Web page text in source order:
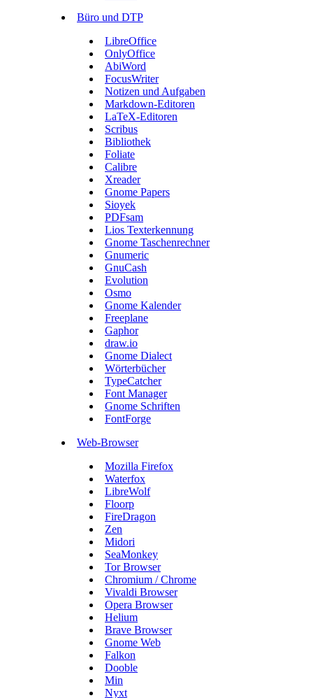
Büro und DTP
LibreOffice
OnlyOffice
AbiWord
FocusWriter
Notizen und Aufgaben
Markdown-Editoren
LaTeX-Editoren
Scribus
Bibliothek
Foliate
Calibre
Xreader
Gnome Papers
Sioyek
PDFsam
Lios Texterkennung
Gnome Taschenrechner
Gnumeric
GnuCash
Evolution
Osmo
Gnome Kalender
Freeplane
Gaphor
draw.io
Gnome Dialect
Wörterbücher
TypeCatcher
Font Manager
Gnome Schriften
FontForge
Web-Browser
Mozilla Firefox
Waterfox
LibreWolf
Floorp
FireDragon
Zen
Midori
SeaMonkey
Tor Browser
Chromium / Chrome
Vivaldi Browser
Opera Browser
Helium
Brave Browser
Gnome Web
Falkon
Dooble
Min
Nyxt